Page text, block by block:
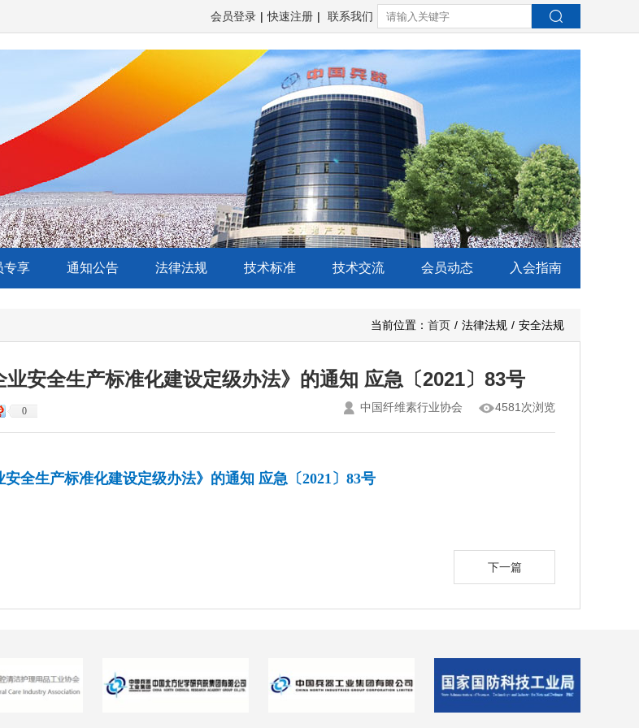
会员登录 | 快速注册 | 联系我们
专享 通知公告 法律法规 技术标准 技术交流 会员动态 入会指南
当前位置： 首页 / 法律法规 / 安全法规
安全生产标准化建设定级办法》的通知 应急〔2021〕83号
0 中国纤维素行业协会 4581次浏览
安全生产标准化建设定级办法》的通知 应急〔2021〕83号
下一篇